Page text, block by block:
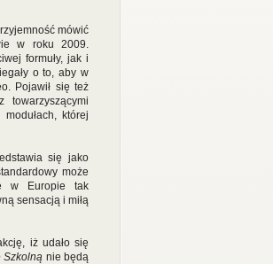
mówić
w roku 2009.
formuły, jak i
o to, aby w
Pojawił się też
której
się jako
może
w Europie tak
sensacją i miłą
iż udało się
Szkolną nie będą